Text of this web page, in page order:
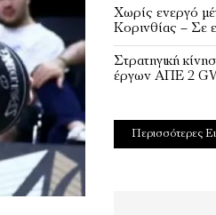
Χωρίς ενεργό
Κορινθίας – Σε
Στρατηγική
έργων ΑΠΕ 2
Περισσότερες